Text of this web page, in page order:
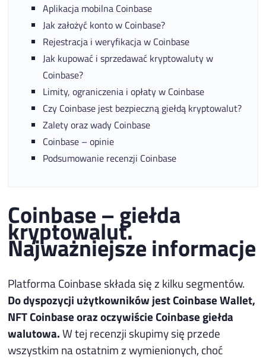
Aplikacja mobilna Coinbase
Jak założyć konto w Coinbase?
Rejestracja i weryfikacja w Coinbase
Jak kupować i sprzedawać kryptowaluty w
Coinbase?
Limity, ograniczenia i opłaty w Coinbase
Czy Coinbase jest bezpieczną giełdą kryptowalut?
Zalety oraz wady Coinbase
Coinbase – opinie
Podsumowanie recenzji Coinbase
Coinbase – giełda
kryptowalut.
Najważniejsze informacje
Platforma Coinbase składa się z kilku segmentów.
Do dyspozycji użytkowników jest Coinbase Wallet,
NFT Coinbase oraz oczywiście Coinbase giełda
walutowa.W tej recenzji skupimy się przede
wszystkim na ostatnim z wymienionych, choć